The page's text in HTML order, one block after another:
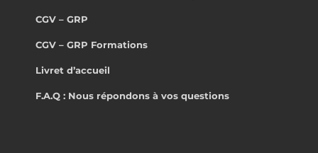
CGV – GRP
CGV – GRP Formations
Livret d’accueil
F.A.Q : Nous répondons à vos questions